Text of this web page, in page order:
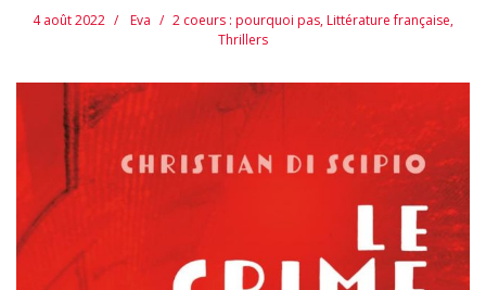
4 août 2022 Eva 2 coeurs : pourquoi pas,Littérature française,
Thrillers